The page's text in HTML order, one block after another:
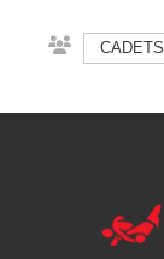
CADETS